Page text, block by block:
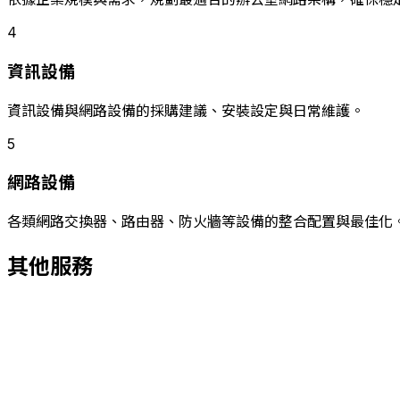
4
資訊設備
資訊設備與網路設備的採購建議、安裝設定與日常維護。
5
網路設備
各類網路交換器、路由器、防火牆等設備的整合配置與最佳化
其他服務